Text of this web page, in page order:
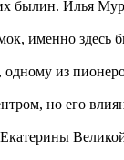
былин. Илья
именно
из
но его